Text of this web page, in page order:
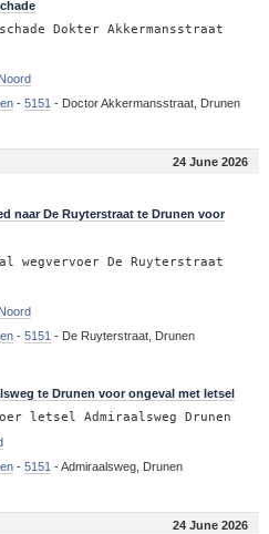
Dokter Akkermansstraat
- 5151 - Doctor Akkermansstraat, Drunen
24 June 2026
naar De Ruyterstraat te Drunen voor
wegvervoer De Ruyterstraat
- 5151 - De Ruyterstraat, Drunen
te Drunen voor ongeval met letsel
letsel Admiraalsweg Drunen
- 5151 -Admiraalsweg, Drunen
24 June 2026